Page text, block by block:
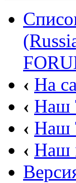
‹ На
‹ Наш
‹ Наш
‹ Наш